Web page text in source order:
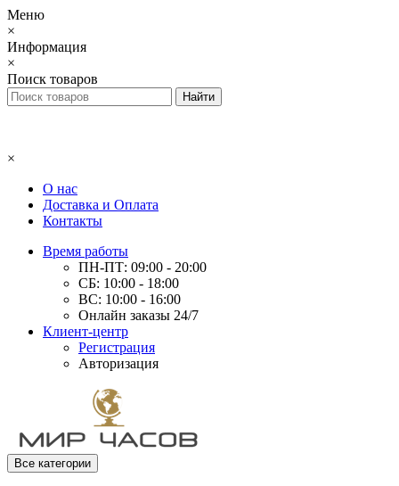
Меню
×
Информация
×
Поиск товаров
×
О нас
Доставка и Оплата
Контакты
Время работы
ПН-ПТ: 09:00 - 20:00
СБ: 10:00 - 18:00
ВС: 10:00 - 16:00
Онлайн заказы 24/7
Клиент-центр
Регистрация
Авторизация
Все категории